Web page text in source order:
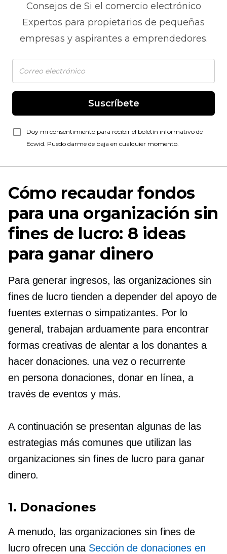
Consejos de Si el comercio electrónico
Expertos para propietarios de pequeñas
empresas y aspirantes a emprendedores.
Suscríbete
Doy mi consentimiento para recibir el boletín informativo de
Ecwid. Puedo darme de baja en cualquier momento.
Cómo recaudar fondos
para una organización sin
fines de lucro: 8 ideas
para ganar dinero
Para generar ingresos, las organizaciones sin
fines de lucro tienden a depender del apoyo de
fuentes externas o simpatizantes. Por lo
general, trabajan arduamente para encontrar
formas creativas de alentar a los donantes a
hacer donaciones. una vez o recurrente
en persona donaciones, donar en línea, a
través de eventos y más.
A continuación se presentan algunas de las
estrategias más comunes que utilizan las
organizaciones sin fines de lucro para ganar
dinero.
1. Donaciones
A menudo, las organizaciones sin fines de
lucro ofrecen una Sección de donaciones en